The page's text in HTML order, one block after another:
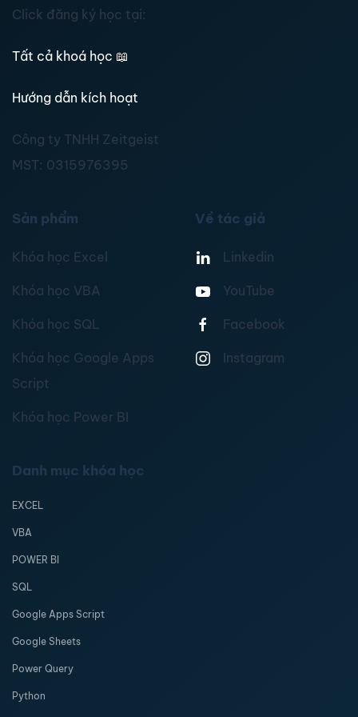
Click đăng ký học tại:
Tất cả khoá học 📖
Hướng dẫn kích hoạt
Công ty TNHH Zeitgeist
MST: 0315976395
Sản phẩm
Khóa học Excel
Khóa học VBA
Khóa học SQL
Khóa học Google Apps
Script
Khóa học Power BI
Về tác giả
Linkedin
YouTube
Facebook
Instagram
Danh mục khóa học
EXCEL
VBA
POWER BI
SQL
Google Apps Script
Google Sheets
Power Query
Python